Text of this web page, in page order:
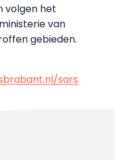
volgen het
van
gebieden.
sars